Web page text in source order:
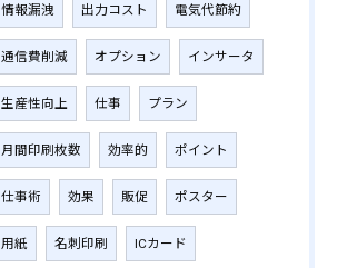
情報漏洩 出力コスト 電気代節約
通信費削減 オプション インサータ
生産性向上 仕事 プラン
月間印刷枚数 効率的 ポイント
仕事術 効果 販促 ポスター
用紙 名刺印刷 ICカード